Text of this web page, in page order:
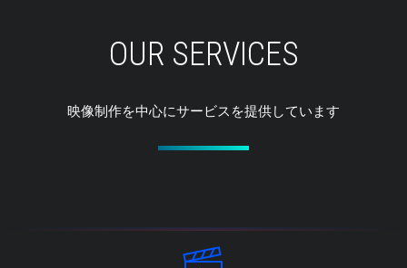
OUR SERVICES
映像制作を中心にサービスを提供しています